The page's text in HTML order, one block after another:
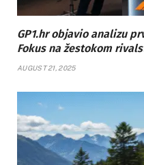
GP1.hr objavio analizu
Fokus na žestokom
AUGUST 21, 2025